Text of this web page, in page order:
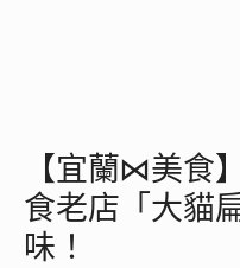
【宜蘭⋈美食
食老店「大貓
味！